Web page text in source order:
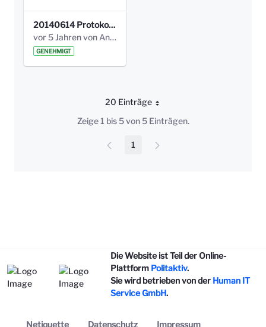
20140614 Protokoll Park Am Gesundheitsamt 00.pdf
vor 5 Jahren von Anni Schlumberger
GENEHMIGT
20 Einträge
Pro Seite
Zeige 1 bis 5 von 5 Einträgen.
Seite
1
Die Website ist Teil der Online-
Plattform Politaktiv.
Sie wird betrieben von der Human IT
Service GmbH.
Netiquette Datenschutz Impressum